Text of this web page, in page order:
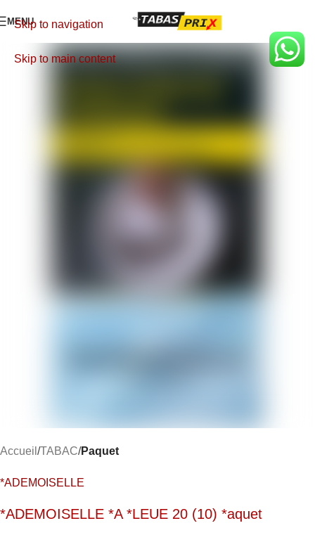
Skip to navigation
Skip to main content
MENU
Accueil TABAC Paquet
*ADEMOISELLE
*ADEMOISELLE *A *LEUE 20 (10) *aquet